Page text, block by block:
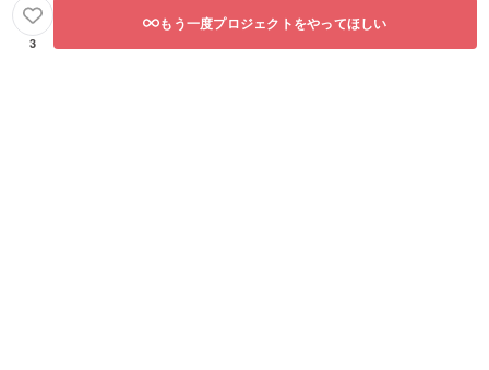
3
もう一度プロジェクトをやってほしい